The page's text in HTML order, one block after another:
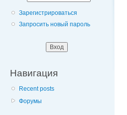
Зарегистрироваться
Запросить новый пароль
Навигация
Recent posts
Форумы